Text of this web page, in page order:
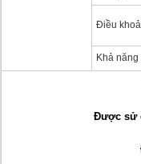
Điều
Khả
Được sử